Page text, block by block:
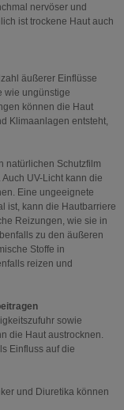
nervöser und
ist trockene Haut auch
äußerer Einflüsse
wie ungünstige
können die Haut
Klimaanlagen entsteht,
natürlichen Schutzfilm
UV-Licht kann die
Eine ungeeignete
ist, kann die Hautbarriere
Reizungen, wie sie in
zu den äußeren
Stoffe in
reizen und
sowie
die Haut austrocknen.
Einfluss auf die
und Diuretika können